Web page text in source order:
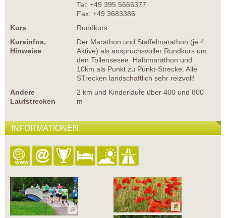
Tel: +49 395 5665377
Fax: +49 3683386
Kurs
Rundkurs
Kursinfos,
Hinweise
Der Marathon und Staffelmarathon (je 4
Aktive) als anspruchsvoller Rundkurs um
den Tollensesee. Halbmarathon und
10km als Punkt zu Punkt-Strecke. Alle
STrecken landschaftlich sehr reizvoll!
Andere
Laufstrecken
2 km und Kinderläufe über 400 und 800
m
INFORMATIONEN